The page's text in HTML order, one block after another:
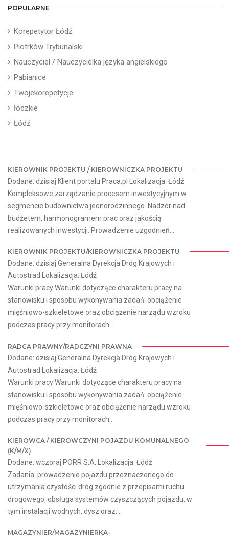
POPULARNE
Korepetytor Łódź
Piotrków Trybunalski
Nauczyciel / Nauczycielka języka angielskiego
Pabianice
Twojekorepetycje
łódzkie
Łódź
KIEROWNIK PROJEKTU / KIEROWNICZKA PROJEKTU
Dodane: dzisiaj Klient portalu Praca.pl Lokalizacja: Łódź
Kompleksowe zarządzanie procesem inwestycyjnym w
segmencie budownictwa jednorodzinnego. Nadzór nad
budżetem, harmonogramem prac oraz jakością
realizowanych inwestycji. Prowadzenie uzgodnień...
KIEROWNIK PROJEKTU/KIEROWNICZKA PROJEKTU
Dodane: dzisiaj Generalna Dyrekcja Dróg Krajowych i
Autostrad Lokalizacja: Łódź
Warunki pracy Warunki dotyczące charakteru pracy na
stanowisku i sposobu wykonywania zadań: obciążenie
mięśniowo-szkieletowe oraz obciążenie narządu wzroku
podczas pracy przy monitorach...
RADCA PRAWNY/RADCZYNI PRAWNA
Dodane: dzisiaj Generalna Dyrekcja Dróg Krajowych i
Autostrad Lokalizacja: Łódź
Warunki pracy Warunki dotyczące charakteru pracy na
stanowisku i sposobu wykonywania zadań: obciążenie
mięśniowo-szkieletowe oraz obciążenie narządu wzroku
podczas pracy przy monitorach...
KIEROWCA / KIEROWCZYNI POJAZDU KOMUNALNEGO
(K/M/X)
Dodane: wczoraj PORR S.A. Lokalizacja: Łódź
Zadania: prowadzenie pojazdu przeznaczonego do
utrzymania czystości dróg zgodnie z przepisami ruchu
drogowego, obsługa systemów czyszczących pojazdu, w
tym instalacji wodnych, dysz oraz...
MAGAZYNIER/MAGAZYNIERKA-